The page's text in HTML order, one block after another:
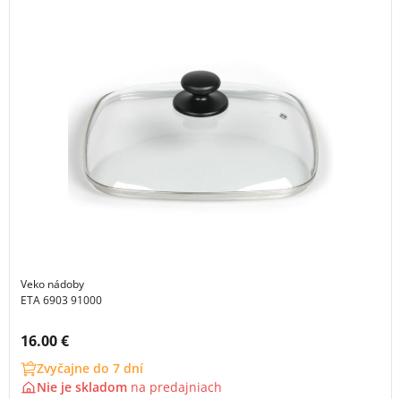
Veko nádoby
ETA 6903 91000
Cena s DPH:
16.00 €
Zvyčajne do 7 dní
Nie je skladom na predajniach